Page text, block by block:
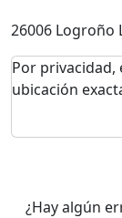
26006 Logroño
Por privacidad,
ubicación
¿Hay algún